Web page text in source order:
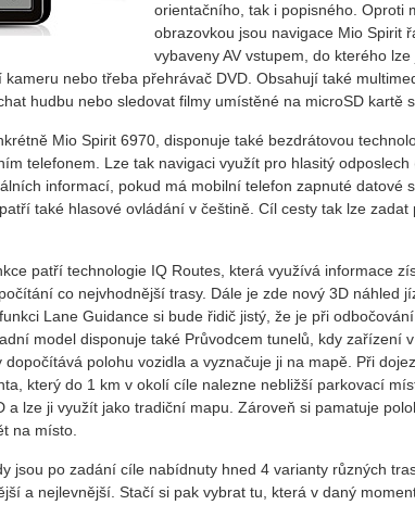
orientačního, tak i popisného. Oproti
obrazovkou jsou navigace Mio Spirit
vybaveny AV vstupem, do kterého
kameru nebo třeba přehrávač DVD. Obsahují také
hudbu nebo sledovat filmy umístěné na microSD kartě
Mio Spirit 6970, disponuje také bezdrátovou
telefonem. Lze tak navigaci využít pro hlasitý
informací, pokud má mobilní telefon zapnuté datové
také hlasové ovládání v češtině. Cíl cesty tak lze zadat
patří technologie IQ Routes, která využívá informace
co nejvhodnější trasy. Dále je zde nový 3D náhled
Lane Guidance si bude řidič jistý, že je při
model disponuje také Průvodcem tunelů, kdy zařízení
dopočítává polohu vozidla a vyznačuje ji na mapě. Při
který do 1 km v okolí cíle nalezne nebližší parkovací
a lze ji využít jako tradiční mapu. Zároveň si pamatuje
na místo.
jsou po zadání cíle nabídnuty hned 4 varianty různých
a nejlevnější. Stačí si pak vybrat tu, která v daný